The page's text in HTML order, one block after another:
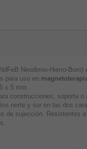
Neodimio-Hierro-
para uso en
x 5 mm.
construcciones, soporte o
norte y sur en las dos
de sujección. Resistentes